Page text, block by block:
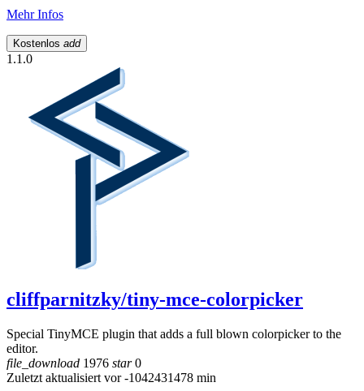
Mehr Infos
Kostenlos add
1.1.0
cliffparnitzky/tiny-mce-colorpicker
Special TinyMCE plugin that adds a full blown colorpicker to the
editor.
file_download 1976 star0
Zuletzt aktualisiert vor -1042431478 min